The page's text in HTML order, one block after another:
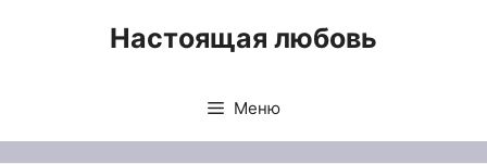
Настоящая любовь
Меню